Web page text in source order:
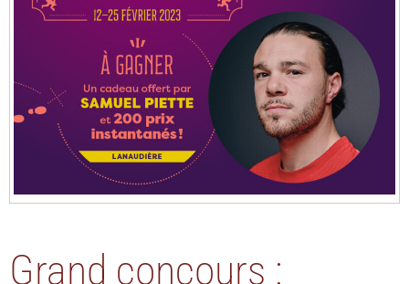
Grand concours :